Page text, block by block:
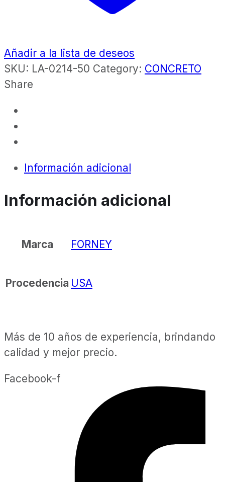
Añadir a la lista de deseos
SKU: LA-0214-50 Category: CONCRETO
Share
Información adicional
Información adicional
Marca FORNEY
Procedencia USA
Más de 10 años de experiencia, brindando
calidad y mejor precio.
Facebook-f